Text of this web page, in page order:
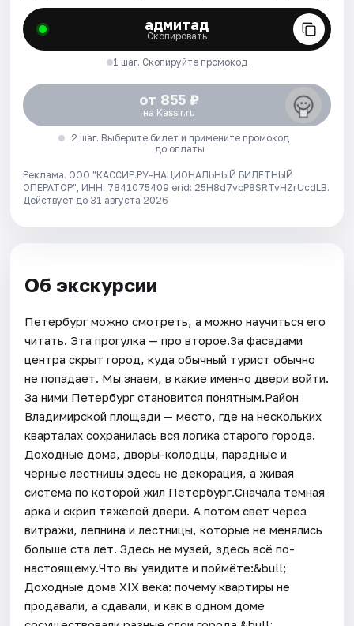
адмитад
Скопировать
1 шаг. Скопируйте промокод
от 855 ₽
на Kassir.ru
2 шаг. Выберите билет и примените промокод
до оплаты
Реклама. ООО "КАССИР.РУ-НАЦИОНАЛЬНЫЙ БИЛЕТНЫЙ
ОПЕРАТОР", ИНН: 7841075409 erid: 25H8d7vbP8SRTvHZrUcdLB.
Действует до 31 августа 2026
Об экскурсии
Петербург можно смотреть, а можно научиться его
читать. Эта прогулка — про второе.За фасадами
центра скрыт город, куда обычный турист обычно
не попадает. Мы знаем, в какие именно двери войти.
За ними Петербург становится понятным.Район
Владимирской площади — место, где на нескольких
кварталах сохранилась вся логика старого города.
Доходные дома, дворы-колодцы, парадные и
чёрные лестницы здесь не декорация, а живая
система по которой жил Петербург.Сначала тёмная
арка и скрип тяжёлой двери. А потом свет через
витражи, лепнина и лестницы, которые не менялись
больше ста лет. Здесь не музей, здесь всё по-
настоящему.Что вы увидите и поймёте:&bull;
Доходные дома XIX века: почему квартиры не
продавали, а сдавали, и как в одном доме